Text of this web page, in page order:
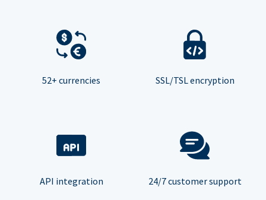
52+ currencies SSL/TSL encryption
API integration 24/7 customer support